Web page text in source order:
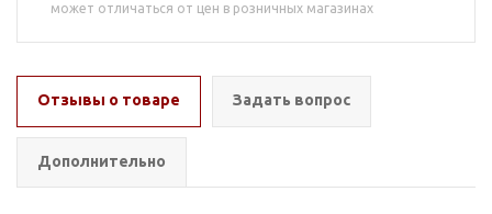
может отличаться от цен в розничных магазинах
Отзывы о товаре Задать вопрос
Дополнительно